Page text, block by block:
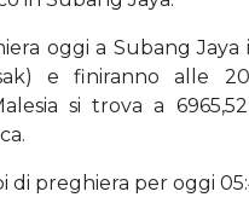
oggi a Subang Jaya
e finiranno alle
si trova a
di preghiera per oggi